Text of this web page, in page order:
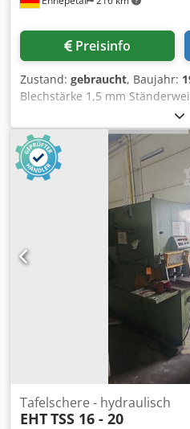
Preisinfo
Zustand: gebraucht, Baujahr:
Blechstärke 1,5 mm
Am Aoha Vorderanschlag -
Winkelanschlag 45-90 Grad
pro Minute 60
Maschinengewicht ca. 0,27 t
Pneumatische Blechschere !
Tafelschere - hydraulisch
EHTTSS 16 - 20